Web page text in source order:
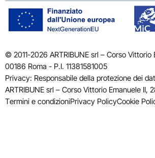
© 2011-2026 ARTRIBUNE srl – Corso Vittorio
00186 Roma - P.I. 11381581005
Privacy: Responsabile della protezione dei
ARTRIBUNE srl – Corso Vittorio Emanuele II,
Termini e condizioniPrivacy PolicyCookie